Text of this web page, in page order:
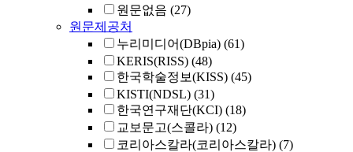
원문없음 (27)
원문제공처
누리미디어(DBpia) (61)
KERIS(RISS) (48)
한국학술정보(KISS) (45)
KISTI(NDSL) (31)
한국연구재단(KCI) (18)
교보문고(스콜라) (12)
코리아스칼라(코리아스칼라) (7)